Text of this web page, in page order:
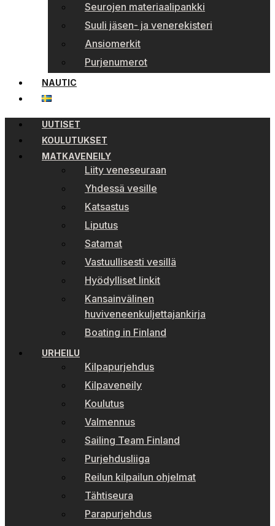
Seurojen materiaalipankki
Suuli jäsen- ja venerekisteri
Ansiomerkit
Purjenumerot
NAUTIC
UUTISET
KOULUTUKSET
MATKAVENEILY
Liity veneseuraan
Yhdessä vesille
Katsastus
Liputus
Satamat
Vastuullisesti vesillä
Hyödylliset linkit
Kansainvälinen
huviveneenkuljettajankirja
Boating in Finland
URHEILU
Kilpapurjehdus
Kilpaveneily
Koulutus
Valmennus
Sailing Team Finland
Purjehdusliiga
Reilun kilpailun ohjelmat
Tähtiseura
Parapurjehdus